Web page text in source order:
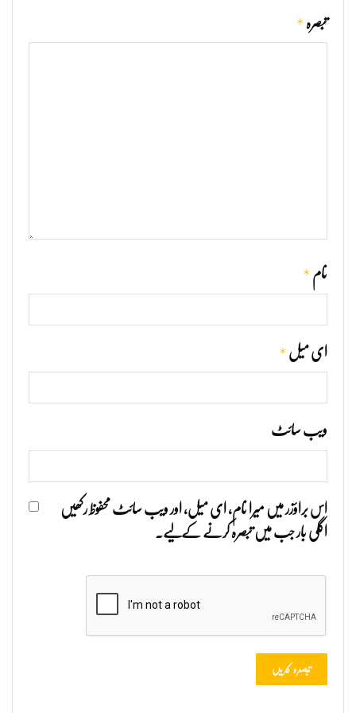
تبصرہ *
نام *
ای میل *
ویب‌ سائٹ
اس براؤزر میں میرا نام، ای میل، اور ویب سائٹ محفوظ رکھیں
اگلی بار جب میں تبصرہ کرنے کےلیے۔